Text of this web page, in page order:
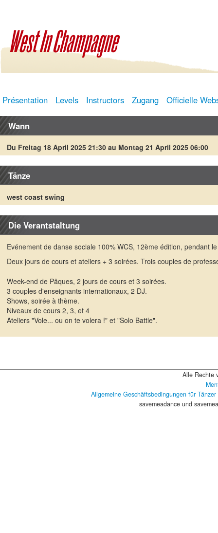
West In Champagne
Présentation Levels Instructors Zugang Officielle
Wann
Du Freitag 18 April 2025 21:30 au Montag 21 April 2025 06:00
Tänze
west coast swing
Die Verantstaltung
Evénement de danse sociale 100% WCS, 12ème édition, pendant
Deux jours de cours et ateliers + 3 soirées. Trois couples de
Week-end de Pâques, 2 jours de cours et 3 soirées.
3 couples d'enseignants internationaux, 2 DJ.
Shows, soirée à thème.
Niveaux de cours 2, 3, et 4
Ateliers "Vole... ou on te volera !" et "Solo Battle".
Alle Rechte
Allgemeine Geschäftsbedingungen für Tänzer
savemeadance und